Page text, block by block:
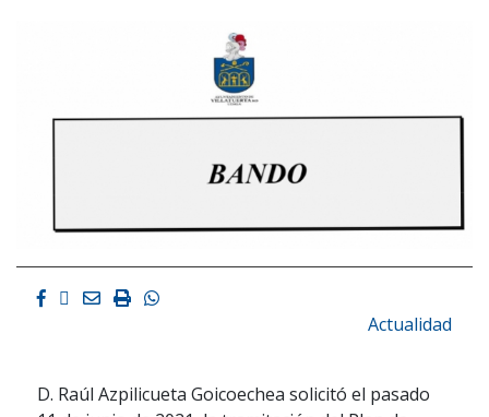
Facebook
Twitter
EmailImprimirWhatsapp
Actualidad
D. Raúl Azpilicueta Goicoechea solicitó el pasado